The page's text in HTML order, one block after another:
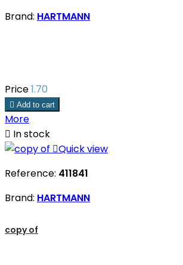
Brand: HARTMANN
Price1.70
 Add to cart
More
 In stock
Quick view
Reference: 411841
Brand: HARTMANN
copy of